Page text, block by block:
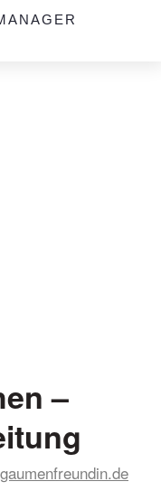
–
gaumenfreundin.de